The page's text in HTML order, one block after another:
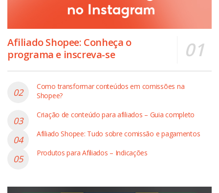
Afiliado Shopee: Conheça o
programa e inscreva-se
Como transformar conteúdos em comissões na
Shopee?
Criação de conteúdo para afiliados – Guia completo
Afiliado Shopee: Tudo sobre comissão e pagamentos
Produtos para Afiliados – Indicações